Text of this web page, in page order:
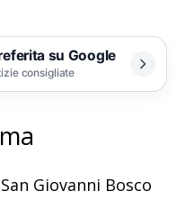
su Google
consigliate
Giovanni Bosco